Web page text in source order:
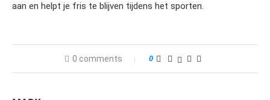
aan en helpt je fris te blijven tijdens het sporten.
0 comments 0